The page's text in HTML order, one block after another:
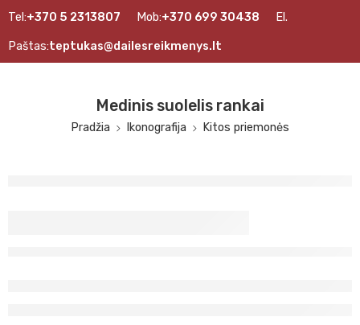
Tel:+370 5 2313807 Mob:+370 699 30438 El.
Paštas:teptukas@dailesreikmenys.lt
Medinis suolelis rankai
Pradžia Ikonografija Kitos priemonės